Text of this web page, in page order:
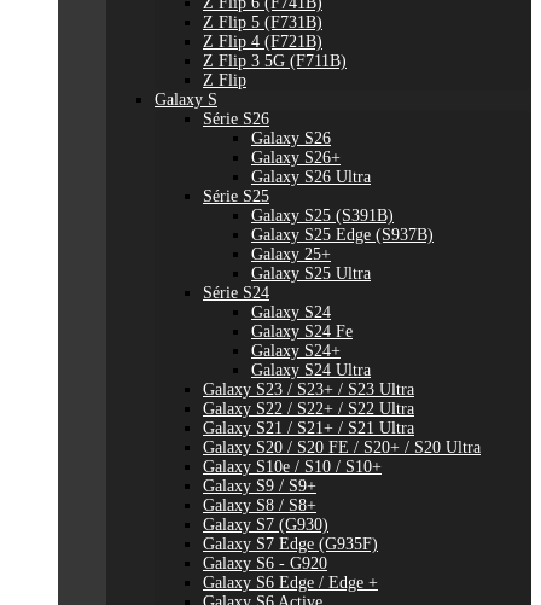
Z Flip 5 (F731B)
Z Flip 4 (F721B)
Z Flip 3 5G (F711B)
Z Flip
Galaxy S
Série S26
Galaxy S26
Galaxy S26+
Galaxy S26 Ultra
Série S25
Galaxy S25 (S391B)
Galaxy S25 Edge (S937B)
Galaxy 25+
Galaxy S25 Ultra
Série S24
Galaxy S24
Galaxy S24 Fe
Galaxy S24+
Galaxy S24 Ultra
Galaxy S23 / S23+ / S23 Ultra
Galaxy S22 / S22+ / S22 Ultra
Galaxy S21 / S21+ / S21 Ultra
Galaxy S20 / S20 FE / S20+ / S20 Ultra
Galaxy S10e / S10 / S10+
Galaxy S9 / S9+
Galaxy S8 / S8+
Galaxy S7 (G930)
Galaxy S7 Edge (G935F)
Galaxy S6 - G920
Galaxy S6 Edge / Edge +